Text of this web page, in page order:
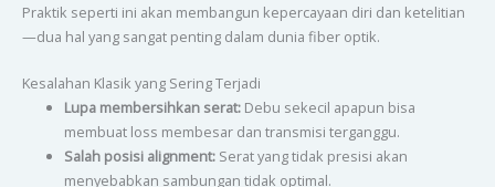
Praktik seperti ini akan membangun kepercayaan diri dan ketelitian
—dua hal yang sangat penting dalam dunia fiber optik.
Kesalahan Klasik yang Sering Terjadi
Lupa membersihkan serat:Debu sekecil apapun bisa
membuat loss membesar dan transmisi terganggu.
Salah posisi alignment:Serat yang tidak presisi akan
menyebabkan sambungan tidak optimal.